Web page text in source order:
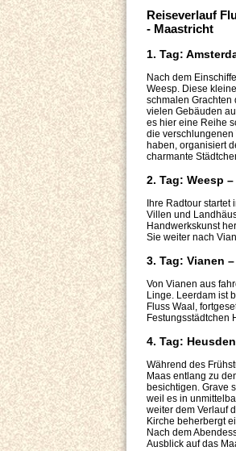
Reiseverlauf
- Maastricht
1. Tag:
Nach dem
Weesp. Diese
schmalen Grachten
vielen Gebäuden
es hier eine Reihe
die verschlungenen
haben, organisiert
charmante
2. Tag: Weesp
Ihre Radtour
Villen und
Handwerkskunst
Sie weiter nach
3. Tag: Vianen
Von Vianen aus
Linge. Leerdam ist
Fluss Waal,
Festungsstädtchen
4. Tag:
Während des
Maas entlang zu
besichtigen. Grave
weil es in
weiter dem Verlauf
Kirche beherbergt
Nach dem
Ausblick auf das